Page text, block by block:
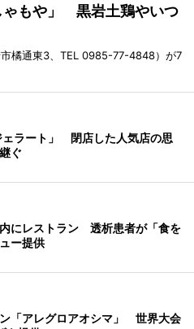
ゃもや」 黒岩土鶏やいつ
市橘通東3、TEL 0985-77-4848）が7
ェラート」 閉店した人気店の思
ぐ
にレストラン 透析患者が「食を
ー提供
「アレグロアオシマ」 世界大会